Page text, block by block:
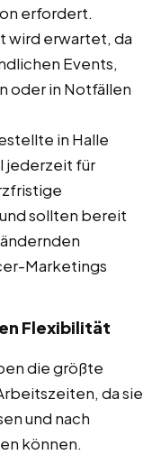
erfordert.
wird erwartet, da
Events,
oder in Notfällen
in Halle
jederzeit für
sollten bereit
Marketings
Flexibilität
die größte
da sie
und nach
können.